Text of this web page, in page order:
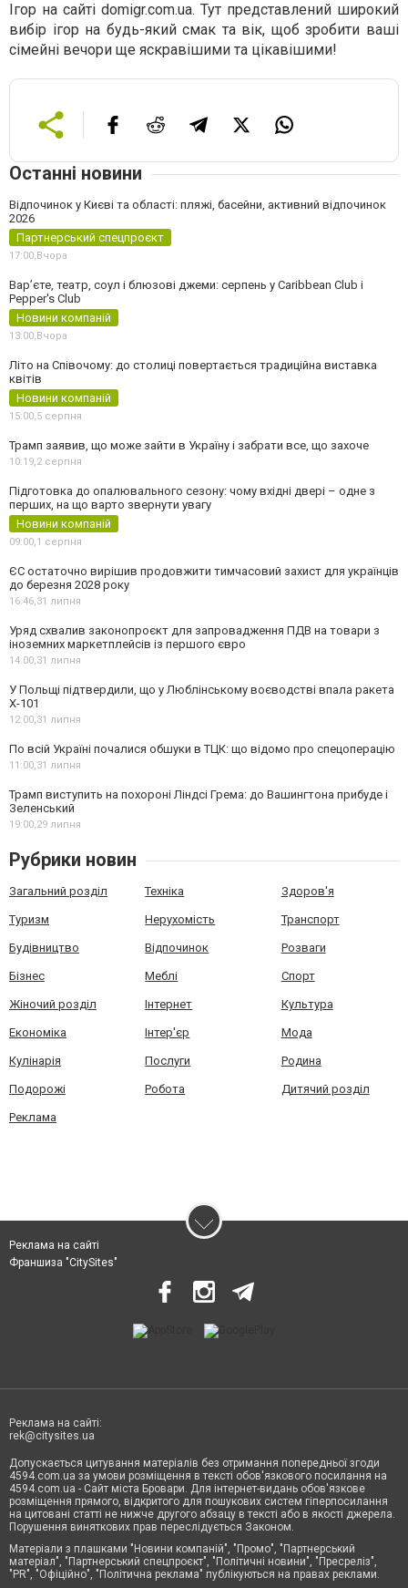
Ігор на сайті domigr.com.ua. Тут представлений широкий
вибір ігор на будь-який смак та вік, щоб зробити ваші
сімейні вечори ще яскравішими та цікавішими!
Останні новини
Відпочинок у Києві та області: пляжі, басейни, активний відпочинок
2026
Партнерський спецпроєкт
17:00, Вчора
Вар’єте, театр, соул і блюзові джеми: серпень у Caribbean Club і
Pepper's Club
Новини компаній
13:00, Вчора
Літо на Співочому: до столиці повертається традиційна виставка
квітів
Новини компаній
15:00,5 серпня
Трамп заявив, що може зайти в Україну і забрати все, що захоче
10:19,2 серпня
Підготовка до опалювального сезону: чому вхідні двері – одне з
перших, на що варто звернути увагу
Новини компаній
09:00,1 серпня
ЄС остаточно вирішив продовжити тимчасовий захист для українців
до березня 2028 року
16:46,31 липня
Уряд схвалив законопроєкт для запровадження ПДВ на товари з
іноземних маркетплейсів із першого євро
14:00,31 липня
У Польщі підтвердили, що у Люблінському воєводстві впала ракета
Х-101
12:00,31 липня
По всій Україні почалися обшуки в ТЦК: що відомо про спецоперацію
11:00,31 липня
Трамп виступить на похороні Ліндсі Грема: до Вашингтона прибуде і
Зеленський
19:00,29 липня
Рубрики новин
Загальний розділ Техніка Здоров'я
Туризм Нерухомість Транспорт
Будівництво Відпочинок Розваги
Бізнес Меблі Спорт
Жіночий розділ Інтернет Культура
Економіка Інтер'єр Мода
Кулінарія Послуги Родина
Подорожі Робота Дитячий розділ
Реклама
Реклама на сайті
Франшиза "CitySites"
Реклама на сайті:
rek@citysites.ua
Допускається цитування матеріалів без отримання попередньої згоди
4594.com.ua за умови розміщення в тексті обов'язкового посилання на
4594.com.ua - Сайт міста Бровари. Для інтернет-видань обов'язкове
розміщення прямого, відкритого для пошукових систем гіперпосилання
на цитовані статті не нижче другого абзацу в тексті або в якості джерела.
Порушення виняткових прав переслідується Законом.
Матеріали з плашками "Новини компаній", "Промо", "Партнерський
матеріал", "Партнерський спецпроєкт", "Політичні новини", "Пресреліз",
"PR", "Офіційно", "Політична реклама" публікуються на правах реклами.